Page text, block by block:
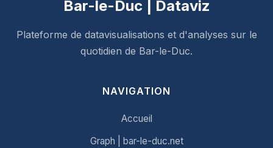
Bar-le-Duc | Dataviz
Plateforme de datavisualisations et d'analyses sur le
quotidien de Bar-le-Duc.
NAVIGATION
Accueil
Graph | bar-le-duc.net